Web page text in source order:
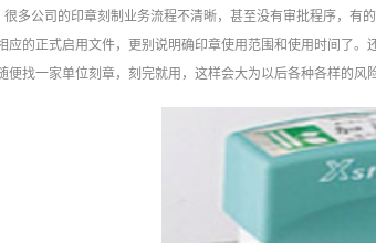
很多公司的印章刻制业务流程不清晰，甚至没有审批程序，有
应的正式启用文件，更别说明确印章使用范围和使用时间了
便找一家单位刻章，刻完就用，这样会大为以后各种各样的风